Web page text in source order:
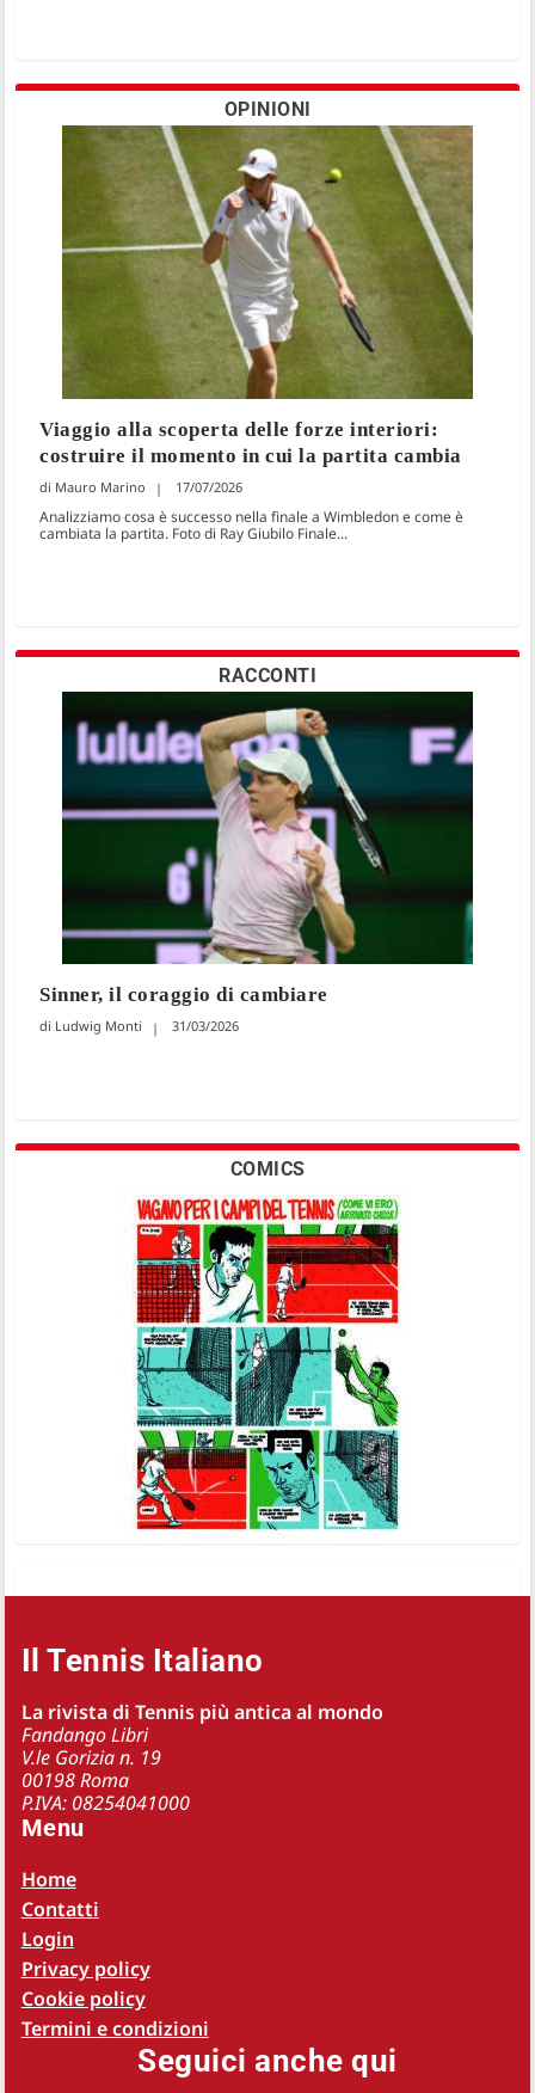
OPINIONI
Viaggio alla scoperta delle forze interiori:
costruire il momento in cui la partita cambia
Mauro Marino 17/07/2026
Analizziamo cosa è successo nella finale a Wimbledon e come è
cambiata la partita. Foto di Ray Giubilo Finale...
RACCONTI
Sinner, il coraggio di cambiare
Ludwig Monti 31/03/2026
COMICS
Il Tennis Italiano
La rivista di Tennis più antica al mondo
Fandango Libri
V.le Gorizia n. 19
00198 Roma
P.IVA: 08254041000
Menu
Home
Contatti
Login
Privacy policy
Cookie policy
Termini e condizioni
Seguici anche qui